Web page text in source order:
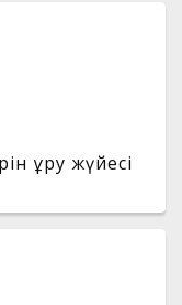
құру жүйесі